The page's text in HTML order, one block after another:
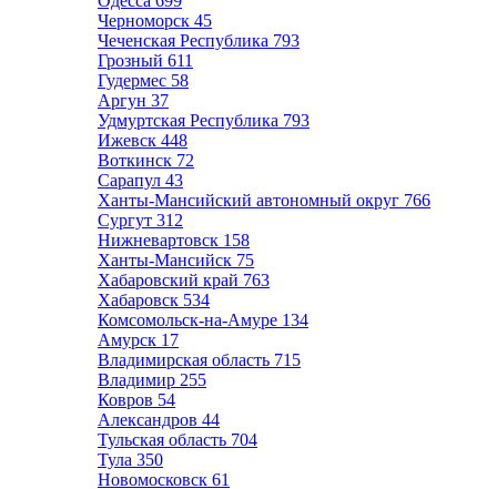
Черноморск 45
Чеченская Республика 793
Грозный 611
Гудермес 58
Аргун 37
Удмуртская Республика 793
Ижевск 448
Воткинск 72
Сарапул 43
Ханты-Мансийский автономный округ 766
Сургут 312
Нижневартовск 158
Ханты-Мансийск 75
Хабаровский край 763
Хабаровск 534
Комсомольск-на-Амуре 134
Амурск 17
Владимирская область 715
Владимир 255
Ковров 54
Александров 44
Тульская область 704
Тула 350
Новомосковск 61